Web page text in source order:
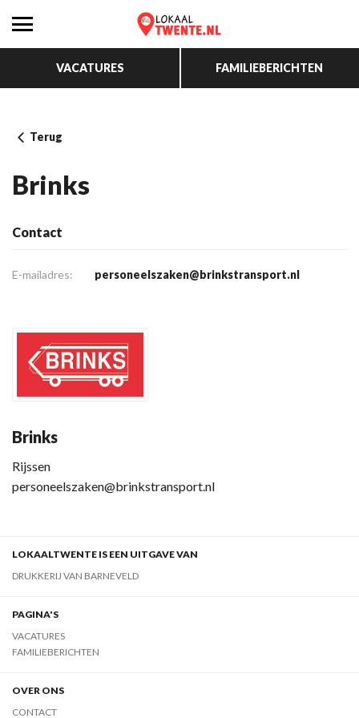
VACATURES FAMILIEBERICHTEN
Terug
Brinks
Contact
E-mailadres: personeelszaken@brinkstransport.nl
Brinks
Rijssen
personeelszaken@brinkstransport.nl
LOKAALTWENTE IS EEN UITGAVE VAN
DRUKKERIJ VAN BARNEVELD
PAGINA'S
VACATURES
FAMILIEBERICHTEN
OVER ONS
CONTACT